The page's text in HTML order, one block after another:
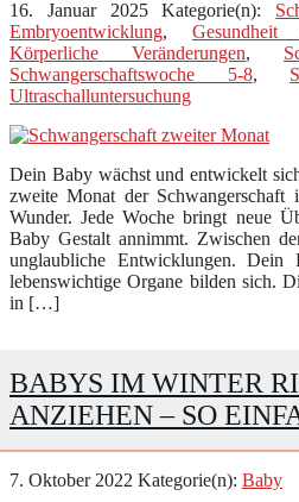
16. Januar 2025 Kategorie(n):
Embryoentwicklung,
Körperliche Veränderungen,
Schwangerschaftswoche 5-8,
Ultraschalluntersuchung
Dein Baby wächst und entwickelt
zweite Monat der Schwangerschaft
Wunder. Jede Woche bringt neue
Baby Gestalt annimmt. Zwischen
unglaubliche Entwicklungen.
lebenswichtige Organe bilden sich.
in […]
BABYS IM WINTER
ANZIEHEN – SO
7. Oktober 2022 Kategorie(n): Baby